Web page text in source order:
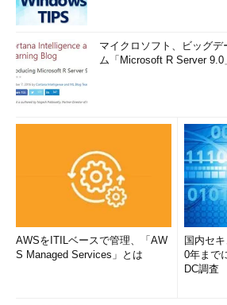
マイクロソフト、ビッグ
ム「Microsoft R Server 9.0
AWSをITILベースで管理、「AW
S Managed Services」とは
国内セ
0年まで
DC調査